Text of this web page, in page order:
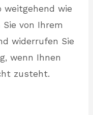
weitgehend wie
von Ihrem
widerrufen Sie
wenn Ihnen
zusteht.